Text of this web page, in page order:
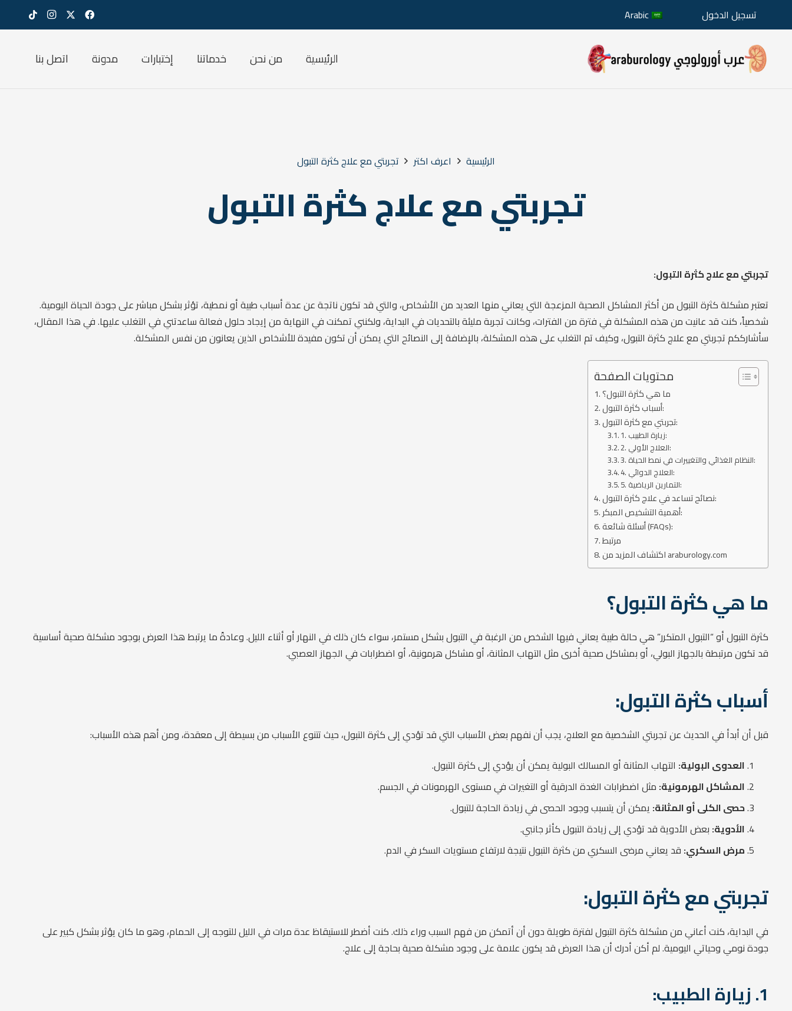
تسجيل الدخول Arabic
الرئيسية من نحن خدماتنا إختبارات مدونة اتصل بنا
الرئيسية اعرف اكتر تجربتي مع علاج كثرة التبول
تجربتي مع علاج كثرة التبول
تجربتي مع علاج كثرة التبول:
تعتبر مشكلة كثرة التبول من أكثر المشاكل الصحية المزعجة التي يعاني منها العديد من الأشخاص، والتي قد تكون ناتجة عن عدة أسباب طبية أو نمطية، تؤثر بشكل مباشر على جودة الحياة اليومية.
شخصياً، كنت قد عانيت من هذه المشكلة في فترة من الفترات، وكانت تجربة مليئة بالتحديات في البداية، ولكنني تمكنت في النهاية من إيجاد حلول فعالة ساعدتني في التغلب عليها. في هذا المقال،
سأشارككم تجربتي مع علاج كثرة التبول، وكيف تم التغلب على هذه المشكلة، بالإضافة إلى النصائح التي يمكن أن تكون مفيدة للأشخاص الذين يعانون من نفس المشكلة.
محتويات الصفحة
ما هي كثرة التبول؟
أسباب كثرة التبول:
تجربتي مع كثرة التبول:
1. زيارة الطبيب:
2. العلاج الأولي:
3. النظام الغذائي والتغييرات في نمط الحياة:
4. العلاج الدوائي:
5. التمارين الرياضية:
نصائح تساعد في علاج كثرة التبول:
أهمية التشخيص المبكر:
أسئلة شائعة (FAQs):
مرتبط
اكتشاف المزيد من araburology.com
ما هي كثرة التبول؟
كثرة التبول أو “التبول المتكرر” هي حالة طبية يعاني فيها الشخص من الرغبة في التبول بشكل مستمر، سواء كان ذلك في النهار أو أثناء الليل. وعادةً ما يرتبط هذا العرض بوجود مشكلة صحية أساسية
قد تكون مرتبطة بالجهاز البولي، أو بمشاكل صحية أخرى مثل التهاب المثانة، أو مشاكل هرمونية، أو اضطرابات في الجهاز العصبي.
أسباب كثرة التبول:
قبل أن أبدأ في الحديث عن تجربتي الشخصية مع العلاج، يجب أن نفهم بعض الأسباب التي قد تؤدي إلى كثرة التبول، حيث تتنوع الأسباب من بسيطة إلى معقدة، ومن أهم هذه الأسباب:
العدوى البولية: التهاب المثانة أو المسالك البولية يمكن أن يؤدي إلى كثرة التبول.
المشاكل الهرمونية: مثل اضطرابات الغدة الدرقية أو التغيرات في مستوى الهرمونات في الجسم.
حصى الكلى أو المثانة: يمكن أن يتسبب وجود الحصى في زيادة الحاجة للتبول.
الأدوية: بعض الأدوية قد تؤدي إلى زيادة التبول كأثر جانبي.
مرض السكري: قد يعاني مرضى السكري من كثرة التبول نتيجة لارتفاع مستويات السكر في الدم.
تجربتي مع كثرة التبول:
في البداية، كنت أعاني من مشكلة كثرة التبول لفترة طويلة دون أن أتمكن من فهم السبب وراء ذلك. كنت أضطر للاستيقاظ عدة مرات في الليل للتوجه إلى الحمام، وهو ما كان يؤثر بشكل كبير على
جودة نومي وحياتي اليومية. لم أكن أدرك أن هذا العرض قد يكون علامة على وجود مشكلة صحية بحاجة إلى علاج.
1. زيارة الطبيب: